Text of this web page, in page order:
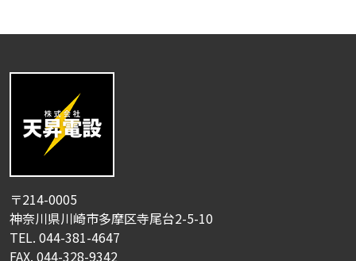
当社は、お客様が利用登録をする際に氏名、生年月
日、住所、電話番号、メールアドレス、銀行口座番
号、運転免許証番号などの個人情報をお尋ねすること
があります。
また、ユーザーと提携先などとの間でなされたお客様
第３条（個人情報を収集・利用する目的）
当社が個人情報を収集・利用する目的は、以下のとお
〒214-0005
神奈川県川崎市多摩区寺尾台2-5-10
TEL. 044-381-4647
FAX. 044-328-9342